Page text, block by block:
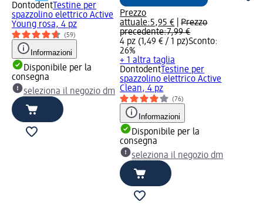
Dontodent Testine per
spazzolino elettrico Active
Young rosa, 4 pz
(59)
Informazioni
Disponibile per la
consegna
seleziona il negozio dm
Prezzo
attuale:5,95 € |Prezzo
precedente:7,99 €
4 pz (1,49 € / 1 pz)Sconto:
26%
+ 1 altra taglia
Dontodent Testine per
spazzolino elettrico Active
Clean, 4 pz
(76)
Informazioni
Disponibile per la
consegna
seleziona il negozio dm